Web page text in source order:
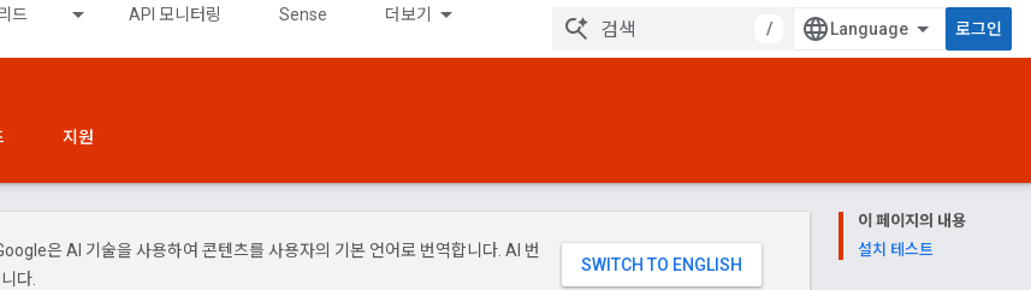
드 API 모니터링 Sense 더보기
/ 로그인
지원
이 페이지의 내용
설치 테스트
은 AI 기술을 사용하여 콘텐츠를 사용자의 기본 언어로 번역합니다. AI 번
다.